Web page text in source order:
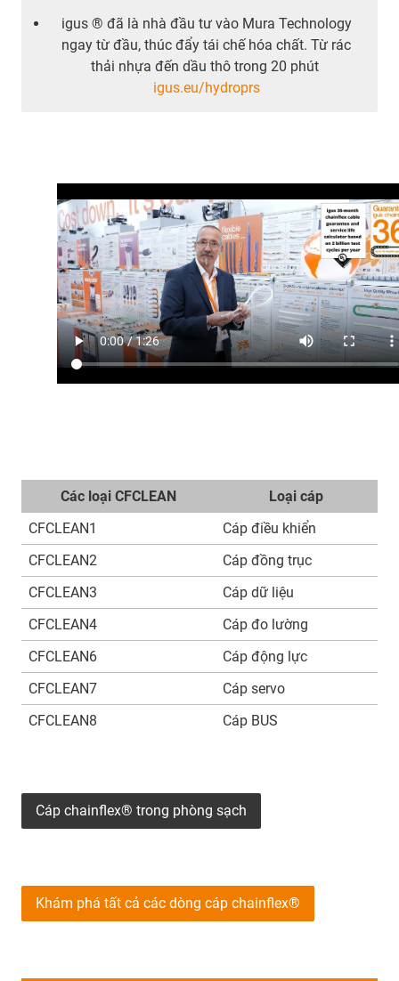
igus ® đã là nhà đầu tư vào Mura Technology
ngay từ đầu, thúc đẩy tái chế hóa chất. Từ rác
thải nhựa đến dầu thô trong 20 phút
igus.eu/hydroprs
Các loại CFCLEAN
Loại cáp
CFCLEAN1
Cáp điều khiển
CFCLEAN2
Cáp đồng trục
CFCLEAN3
Cáp dữ liệu
CFCLEAN4
Cáp đo lường
CFCLEAN6
Cáp động lực
CFCLEAN7
Cáp servo
CFCLEAN8
Cáp BUS
Cáp chainflex® trong phòng sạch
Khám phá tất cả các dòng cáp chainflex®